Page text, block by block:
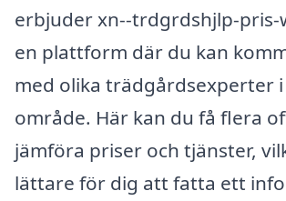
erbjuder xn--trdgrdshjlp-pris-
en plattform där du kan
med olika trädgårdsexperter
område. Här kan du få flera
jämföra priser och tjänster,
lättare för dig att fatta ett